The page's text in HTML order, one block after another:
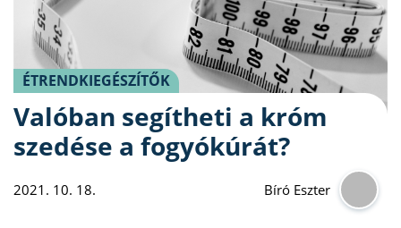
ÉTRENDKIEGÉSZÍTŐK
Valóban segítheti a króm
szedése a fogyókúrát?
2021. 10. 18. Bíró Eszter